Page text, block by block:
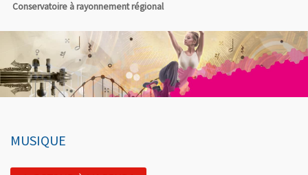
Conservatoire à rayonnement régional
MUSIQUE